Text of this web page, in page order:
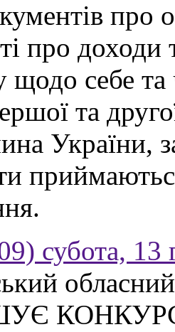
про
про доходи
щодо себе та
та
України,
субота, 13